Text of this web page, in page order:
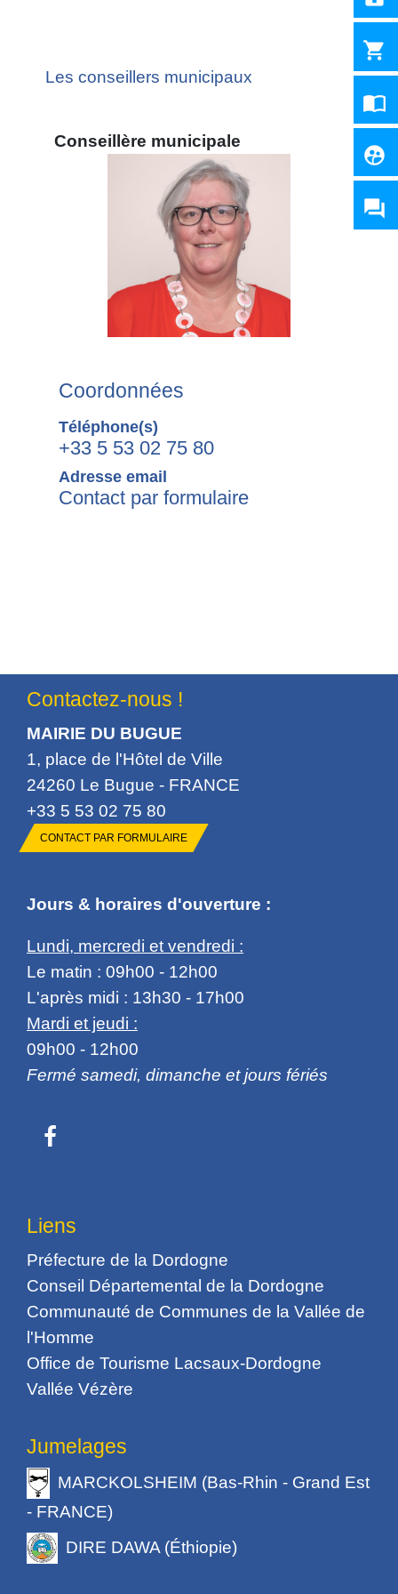
Les conseillers municipaux
Conseillère municipale
Coordonnées
Téléphone(s)
+33 5 53 02 75 80
Adresse email
Contact par formulaire
shopping_cart
import_contacts
supervised_user_circle
question_answer
Contactez-nous !
MAIRIE DU BUGUE
1, place de l'Hôtel de Ville
24260 Le Bugue - FRANCE
+33 5 53 02 75 80
CONTACT PAR FORMULAIRE
Jours & horaires d'ouverture :
Lundi, mercredi et vendredi :
Le matin : 09h00 - 12h00
L'après midi : 13h30 - 17h00
Mardi et jeudi :
09h00 - 12h00
Fermé samedi, dimanche et jours fériés
Liens
Préfecture de la Dordogne
Conseil Départemental de la Dordogne
Communauté de Communes de la Vallée de
l'Homme
Office de Tourisme Lacsaux-Dordogne
Vallée Vézère
Jumelages
MARCKOLSHEIM (Bas-Rhin - Grand Est
- FRANCE)
DIRE DAWA (Éthiopie)